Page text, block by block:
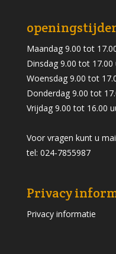
Maandag 9.00 tot
Dinsdag 9.00 tot 17.00
Woensdag 9.00 tot
Donderdag 9.00 tot
Vrijdag 9.00 tot 16.00
Voor vragen kunt u
tel: 024-7855987
Privacy
Privacy informatie